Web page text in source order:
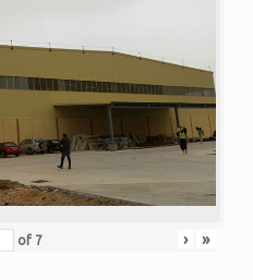
of 7 › »